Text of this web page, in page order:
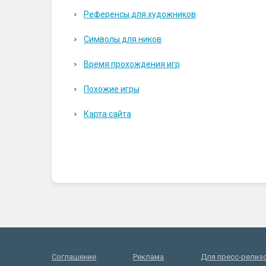
Референсы для художников
Символы для ников
Время прохождения игр
Похожие игры
Карта сайта
Соглашение Реклама Для пресс-